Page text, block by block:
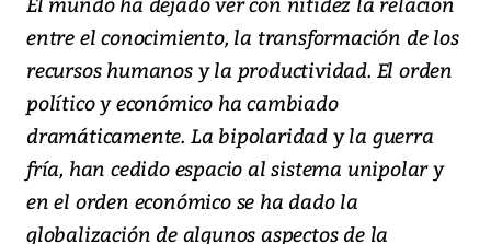
entre el conocimiento, la transformación de los
recursos humanos y la productividad. El orden
político y económico ha cambiado
dramáticamente. La bipolaridad y la guerra
fría, han cedido espacio al sistema unipolar y
en el orden económico se ha dado la
globalización de algunos aspectos de la